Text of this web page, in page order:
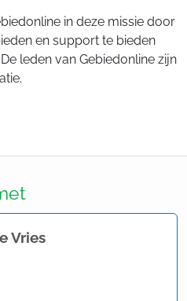
in deze missie door
en support te bieden
leden van Gebiedonline zijn
Vries